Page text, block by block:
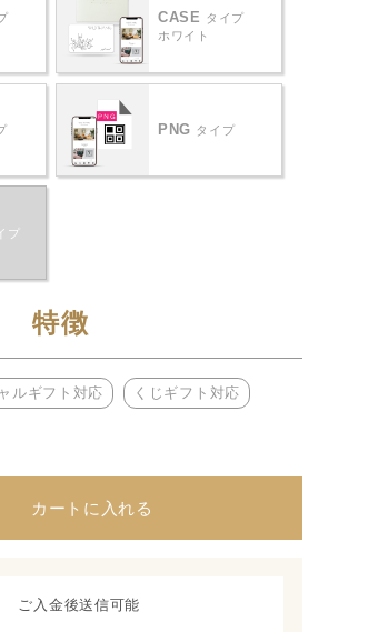
カートに入れる
CASE
タイプ
ホワイト
PNG タイプ
プ
特徴
ルギフト対応 くじギフト対応
ご入金後送信可能